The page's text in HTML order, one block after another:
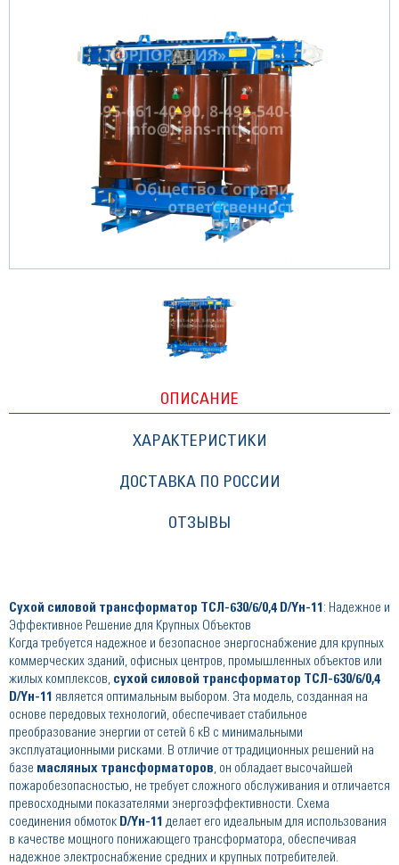
ОПИСАНИЕ
ХАРАКТЕРИСТИКИ
ДОСТАВКА ПО РОССИИ
ОТЗЫВЫ
Сухой силовой трансформатор ТСЛ-630/6/0,4 D/Yн-11 : Надежное и
Эффективное Решение для Крупных Объектов
Когда требуется надежное и безопасное энергоснабжение для крупных
коммерческих зданий, офисных центров, промышленных объектов или
жилых комплексов, сухой силовой трансформатор ТСЛ-630/6/0,4
D/Yн-11 является оптимальным выбором. Эта модель, созданная на
основе передовых технологий, обеспечивает стабильное
преобразование энергии от сетей 6 кВ с минимальными
эксплуатационными рисками. В отличие от традиционных решений на
базе масляных трансформаторов, он обладает высочайшей
пожаробезопасностью, не требует сложного обслуживания и отличается
превосходными показателями энергоэффективности. Схема
соединения обмоток D/Yн-11 делает его идеальным для использования
в качестве мощного понижающего трансформатора, обеспечивая
надежное электроснабжение средних и крупных потребителей.